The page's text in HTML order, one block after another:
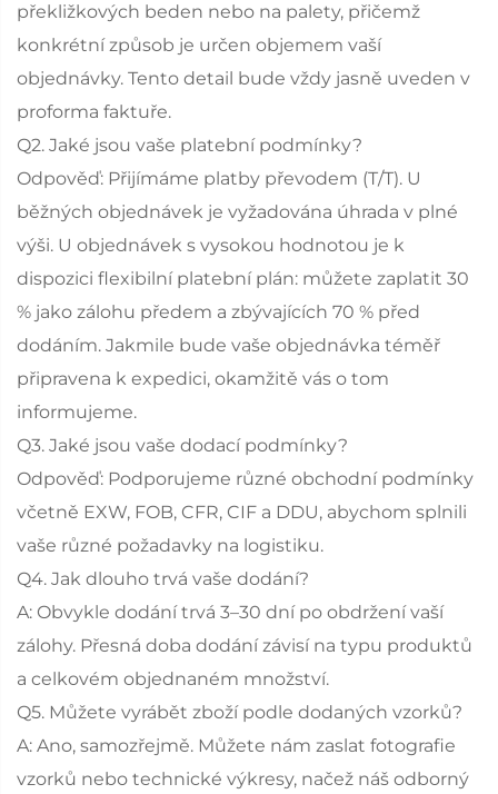
překližkových beden nebo na palety, přičemž
konkrétní způsob je určen objemem vaší
objednávky. Tento detail bude vždy jasně uveden v
proforma faktuře.
Q2. Jaké jsou vaše platební podmínky?
Odpověď: Přijímáme platby převodem (T/T). U
běžných objednávek je vyžadována úhrada v plné
výši. U objednávek s vysokou hodnotou je k
dispozici flexibilní platební plán: můžete zaplatit 30
% jako zálohu předem a zbývajících 70 % před
dodáním. Jakmile bude vaše objednávka téměř
připravena k expedici, okamžitě vás o tom
informujeme.
Q3. Jaké jsou vaše dodací podmínky?
Odpověď: Podporujeme různé obchodní podmínky
včetně EXW, FOB, CFR, CIF a DDU, abychom splnili
vaše různé požadavky na logistiku.
Q4. Jak dlouho trvá vaše dodání?
A: Obvykle dodání trvá 3–30 dní po obdržení vaší
zálohy. Přesná doba dodání závisí na typu produktů
a celkovém objednaném množství.
Q5. Můžete vyrábět zboží podle dodaných vzorků?
A: Ano, samozřejmě. Můžete nám zaslat fotografie
vzorků nebo technické výkresy, načež náš odborný